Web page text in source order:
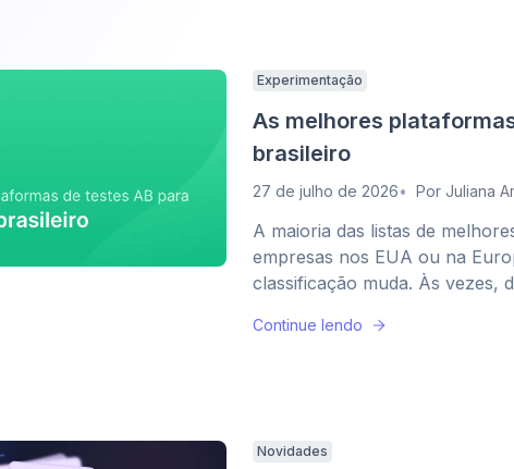
Experimentação
As melhores
brasileiro
27 de julho de 2026 Por Juliana
A maioria das listas de
empresas nos EUA ou na
classificação muda. Às vezes,
Continue lendo
Novidades